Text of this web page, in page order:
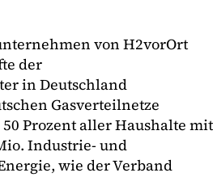
von H2vorOrt
der
in Deutschland
Gasverteilnetze
Prozent aller Haushalte mit
Industrie- und
wie der Verband